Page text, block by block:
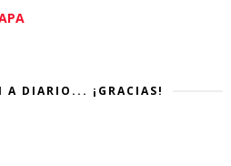
A DIARIO... ¡GRACIAS!